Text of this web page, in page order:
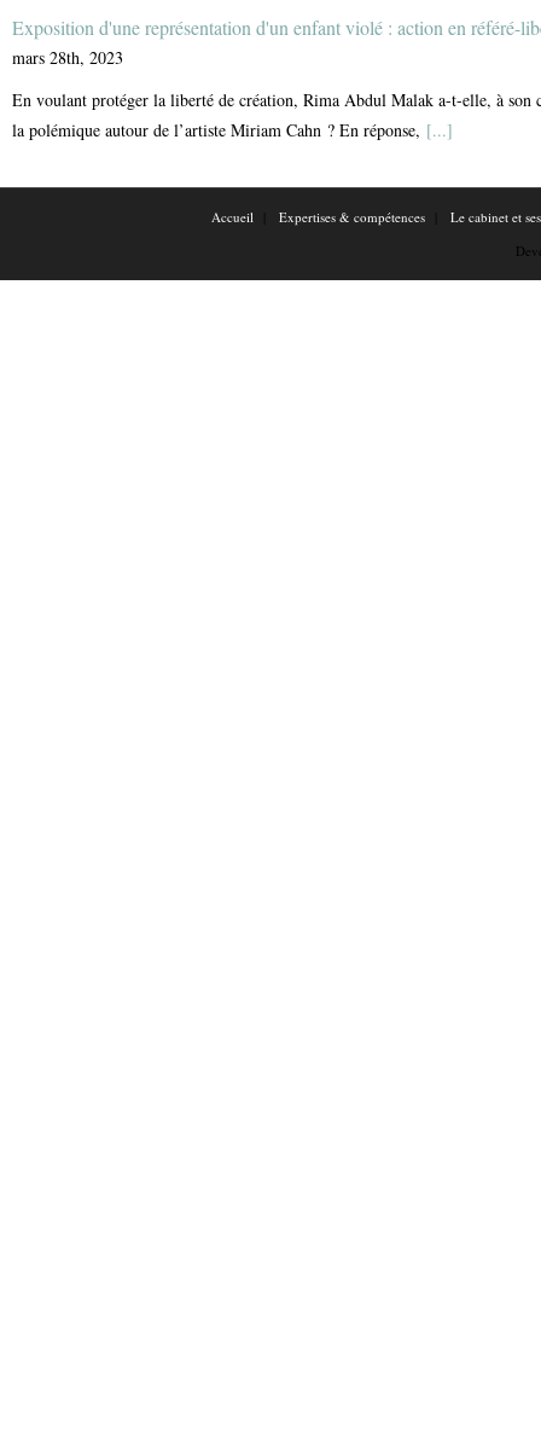
Exposition d'une représentation d'un enfant violé : action en référé-
mars 28th, 2023
En voulant protéger la liberté de création, Rima Abdul Malak a-t-elle, à
la polémique autour de l’artiste Miriam Cahn ? En réponse, [...]
Accueil Expertises & compétences
Le cabinet et